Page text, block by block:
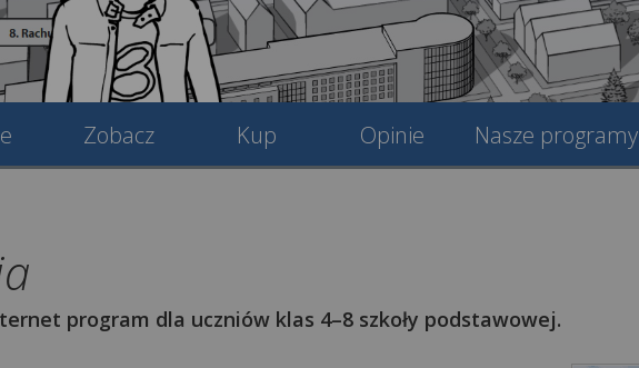
Zobacz Kup Opinie Nasze programy
program dla uczniów klas 4–8 szkoły podstawowej.